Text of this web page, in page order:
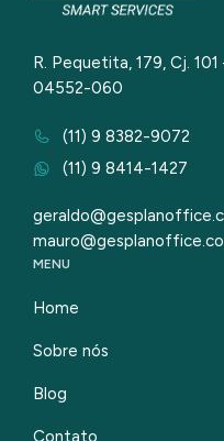
R. Pequetita, 179, Cj.
04552-060
(11) 9 8382-9072
(11) 9 8414-1427
MENU
Home
Sobre nós
Blog